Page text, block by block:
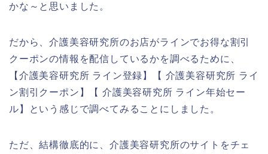
かな～と思いました。
だから、介護美容研究所のお店がラインでお得な割引
クーポンの情報を配信しているかを調べるために、
【介護美容研究所 ライン登録】【 介護美容研究所 ライ
ン割引クーポン】【 介護美容研究所 ライン年始セー
ル】という感じで調べてみることにしました。
ただ、結構徹底的に、介護美容研究所のサイトをチェ